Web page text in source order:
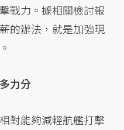
戰力。據相關檢討報
的辦法，就是加強現
力分
對能夠減輕航艦打擊